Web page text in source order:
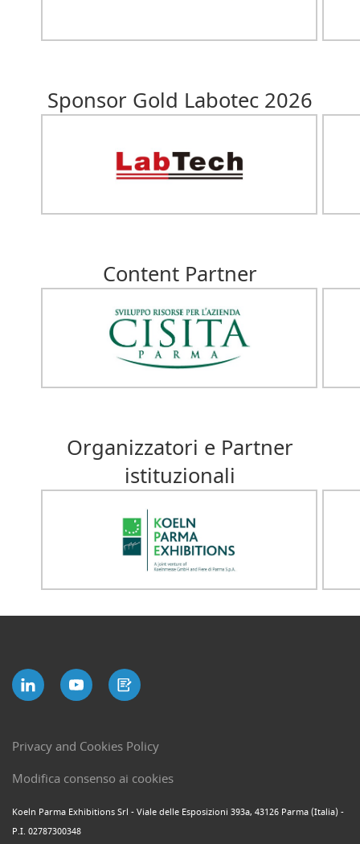
Sponsor Gold Labotec 2026
Content Partner
Organizzatori e Partner
istituzionali
Privacy and Cookies Policy
Modifica consenso ai cookies
Koeln Parma Exhibitions Srl - Viale delle Esposizioni 393a, 43126 Parma (Italia) -
P.I. 02787300348